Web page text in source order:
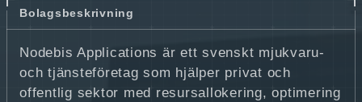
Bolagsbeskrivning
Nodebis Applications är ett svenskt mjukvaru-
och tjänsteföretag som hjälper privat och
offentlig sektor med resursallokering, optimering